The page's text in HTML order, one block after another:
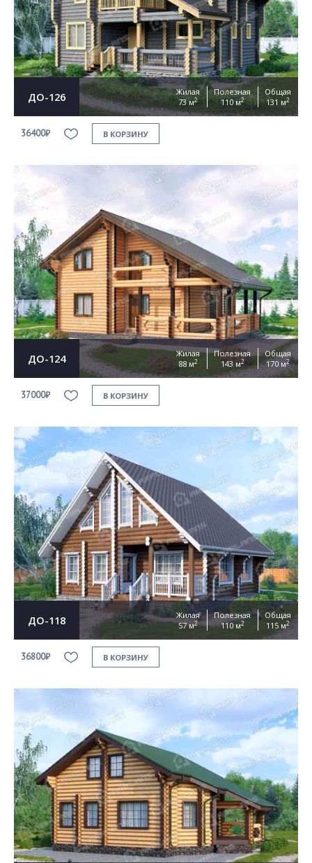
ДО-126
Жилая
73 м2
Полезная
110 м2
Общая
131 м2
36400₽ В КОРЗИНУ
ДО-124
Жилая
88 м2
Полезная
143 м2
Общая
170 м2
37000₽ В КОРЗИНУ
ДО-118
Жилая
57 м2
Полезная
110 м2
Общая
115 м2
36800₽ В КОРЗИНУ